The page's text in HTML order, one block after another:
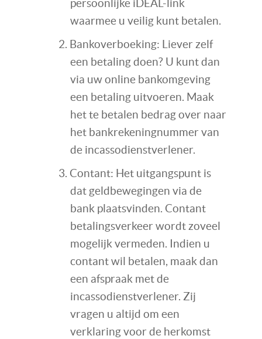
persoonlijke iDEAL-link
waarmee u veilig kunt betalen.
Bankoverboeking: Liever zelf
een betaling doen? U kunt dan
via uw online bankomgeving
een betaling uitvoeren. Maak
het te betalen bedrag over naar
het bankrekeningnummer van
de incassodienstverlener.
Contant: Het uitgangspunt is
dat geldbewegingen via de
bank plaatsvinden. Contant
betalingsverkeer wordt zoveel
mogelijk vermeden. Indien u
contant wil betalen, maak dan
een afspraak met de
incassodienstverlener. Zij
vragen u altijd om een
verklaring voor de herkomst